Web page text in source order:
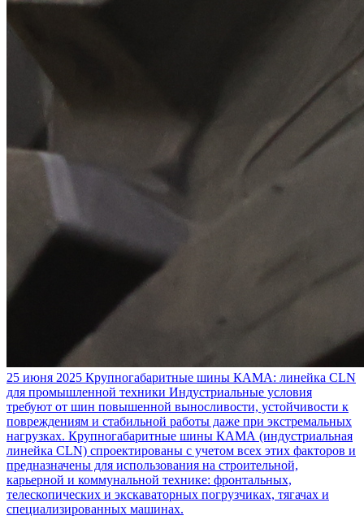
25 июня 2025 Крупногабаритные шины КАМА: линейка CLN
для промышленной техники Индустриальные условия
требуют от шин повышенной выносливости, устойчивости к
повреждениям и стабильной работы даже при экстремальных
нагрузках. Крупногабаритные шины КАМА (индустриальная
линейка CLN) спроектированы с учетом всех этих факторов и
предназначены для использования на строительной,
карьерной и коммунальной технике: фронтальных,
телескопических и экскаваторных погрузчиках, тягачах и
специализированных машинах.